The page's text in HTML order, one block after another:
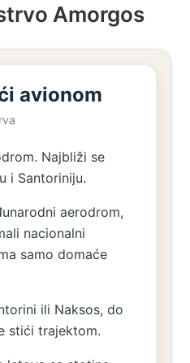
Amorgos
avionom
Najbliži se
i Santoriniju.
aerodrom,
nacionalni
samo domaće
ili Naksos, do
stići trajektom.